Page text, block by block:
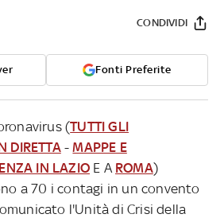
Fonti Preferite
CONDIVIDI
(TUTTI GLI
DIRETTA-MAPPE E
IN LAZIO E A ROMA)
a 70 i contagi in un convento
l'Unità di Crisi della